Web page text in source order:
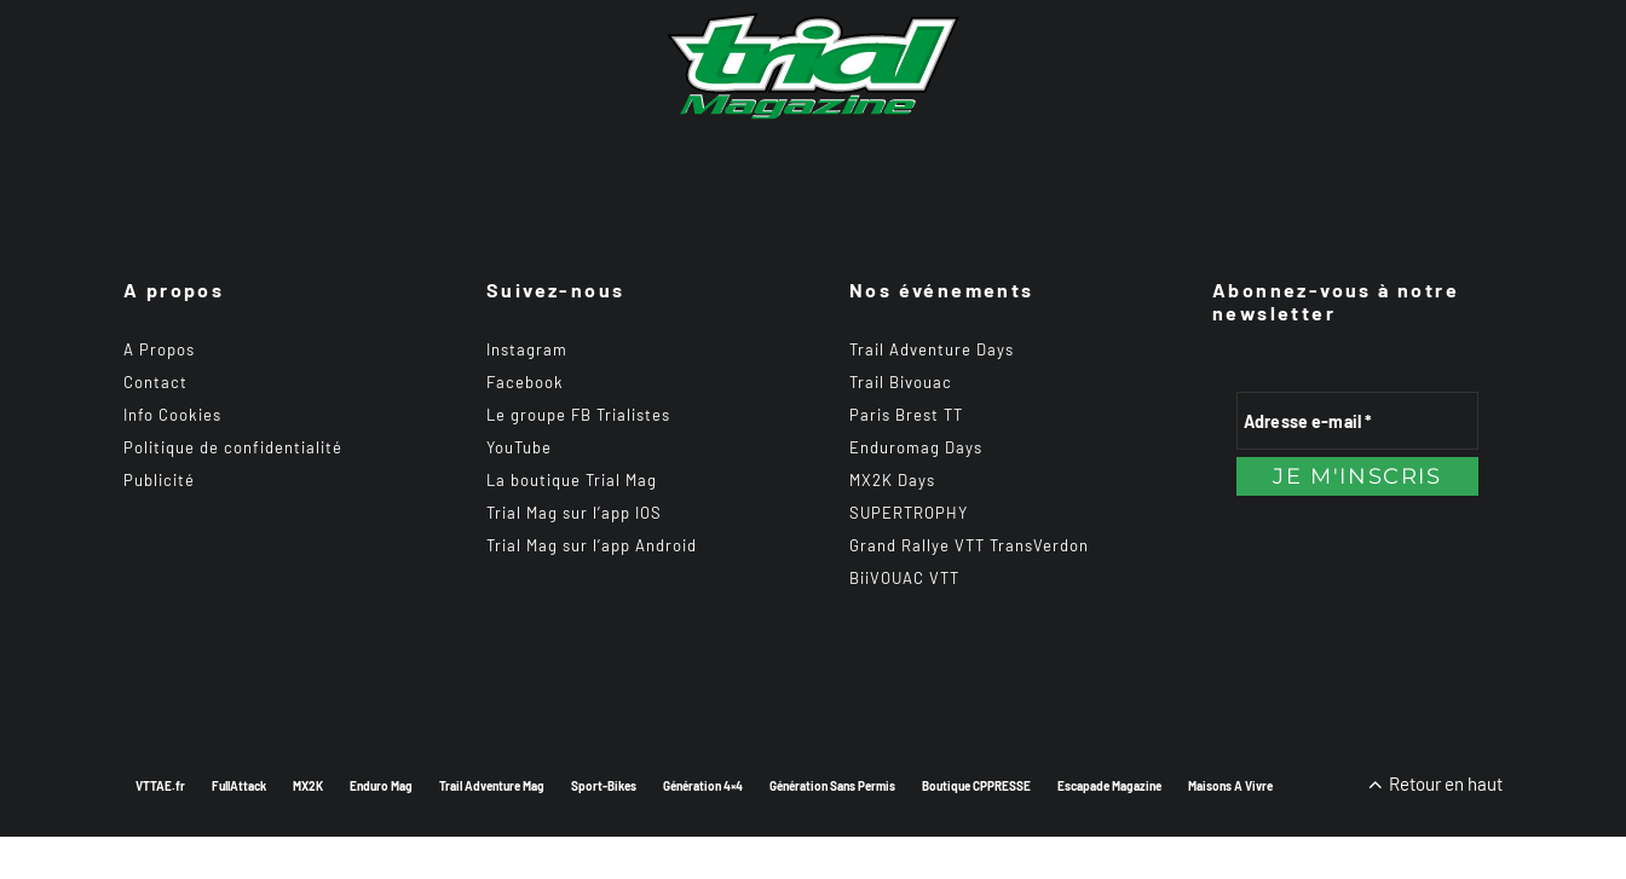
A propos
A Propos
Contact
Info Cookies
Politique de confidentialité
Publicité
Suivez-nous
Instagram
Facebook
Le groupe FB Trialistes
YouTube
La boutique Trial Mag
Trial Mag sur l’app IOS
Trial Mag sur l’app Android
Nos événements
Trail Adventure Days
Trail Bivouac
Paris Brest TT
Enduromag Days
MX2K Days
SUPERTROPHY
Grand Rallye VTT TransVerdon
BiiVOUAC VTT
Abonnez-vous à notre
newsletter
VTTAE.fr FullAttack MX2K Enduro Mag Trail Adventure Mag Sport-Bikes Génération 4×4 Génération Sans Permis Boutique CPPRESSE Escapade Magazine Maisons A Vivre Retour en haut